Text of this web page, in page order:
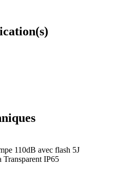
110dB avec flash 5J
Transparent IP65